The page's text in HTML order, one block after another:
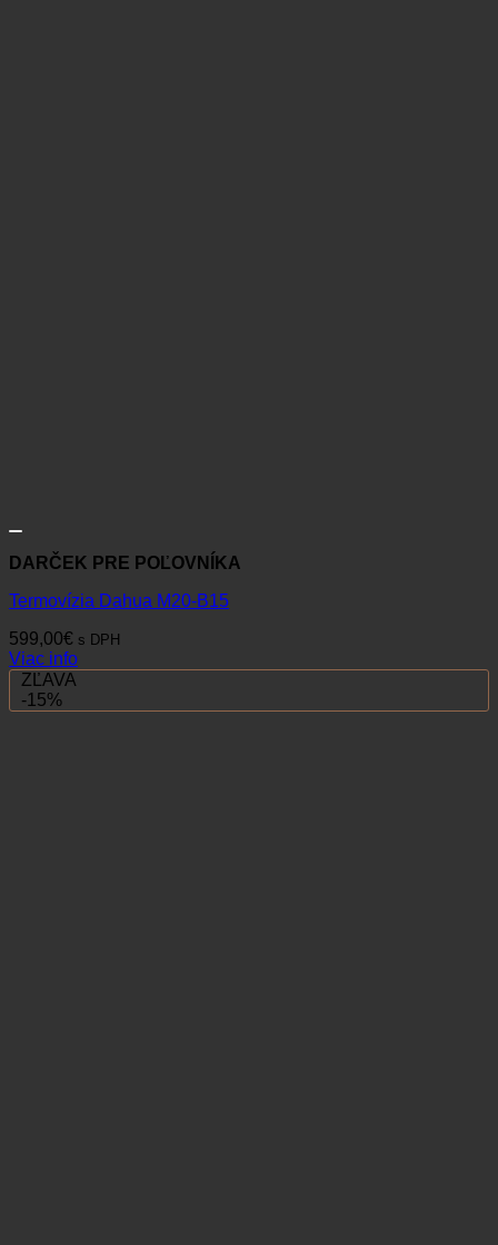
DARČEK PRE POĽOVNÍKA
Termovízia Dahua M20-B15
599,00€ s DPH
Viac info
ZĽAVA
-15%